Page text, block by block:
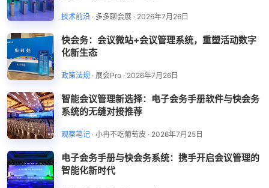
技术前沿 · 多多聊会展 · 2026年7月26日
快会务：会议微站+会议管理系统，重塑活动数字
化新生态
政策法规 · 展会Pro · 2026年7月26日
智能会议管理新选择：电子会务手册软件与快会务
系统的无缝对接推荐
观察笔记 · 小冉不吃葡萄皮 · 2026年7月25日
电子会务手册与快会务系统：携手开启会议管理的
智能化新时代